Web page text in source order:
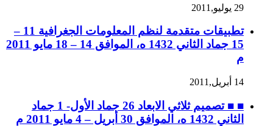
29 يوليو,2011
تطبيقات متقدمة لنظم المعلومات الجغرافية 11 –
15 جماد الثاني 1432 ه، الموافق 14 – 18 مايو 2011
م
14 أبريل,2011
■ ■ تصميم ثلاثي الابعاد 26 جماد الأول- 1 جماد
الثاني 1432 ه، الموافق 30 أبريل – 4 مايو 2011 م